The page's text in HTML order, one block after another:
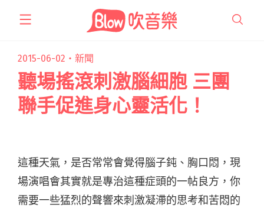
2015-06-02・ 新聞
聽場搖滾刺激腦細胞 三團
聯手促進身心靈活化！
這種天氣，是否常常會覺得腦子鈍、胸口悶，現
場演唱會其實就是專治這種症頭的一帖良方，你
需要一些猛烈的聲響來刺激凝滯的思考和苦悶的